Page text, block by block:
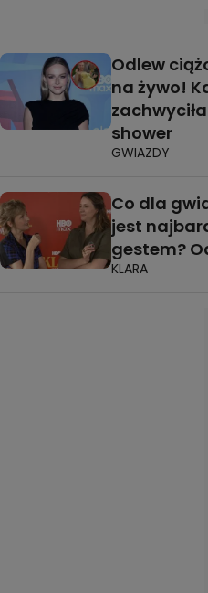
Odlew
na żywo!
shower
GWIAZDY
Co dla
jest
gestem?
KLARA